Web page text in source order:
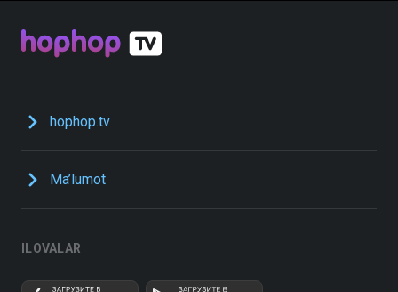
hophop.tv
Ma’lumot
ILOVALAR